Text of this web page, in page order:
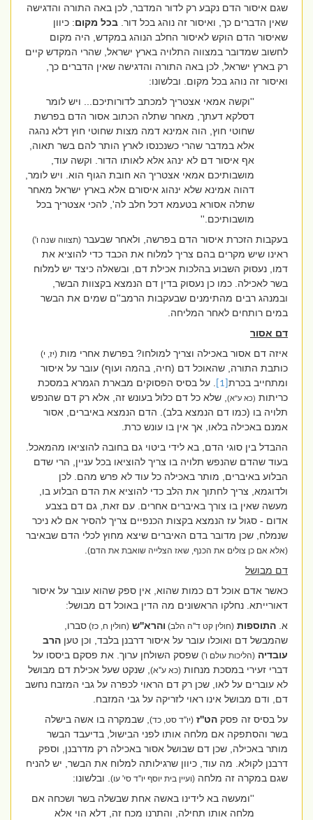
שגם איסור הדם נקבע רק לדור המדבר, לכן באה התורה והדגישה
שאין הדברים כך, ואיסור זה נוהג בכל דור.בכל מקום: כיוון
שאיסור הדם הוקש לאיסור החלב הנוהג במקדש, היה מקום
לחשוב שמדובר במצווה התלויה בארץ ישראל, שהרי המקדש קיים
רק בארץ ישראל, לכן באה התורה והדגישה שאין הדברים כך,
ואיסור זה נוהג בכל מקום. ובלשונו:
''וקשה אמאי אצטריך למכתב לדורותיכם... ויש לומר
דסלקא דעתך, מאחר שתלה הכתוב אסור הדם בפרשת
שחוטי חוץ, הוה אמינא דמה מצות שחוטי חוץ דלא נהגה
אלא במדבר שהרי כשנכנסו לארץ הותר להם בשר תאוה,
אף איסור דם לא ינהג אלא לאותו הדור. וקשה עוד,
מושבותיכם אמאי אצטריך הא חובת הגוף הוא. ויש לומר,
דהוה אמינא שלא ינהוג איסורם אלא בארץ ישראל מאחר
שתלה אסורא בטעמא דכל חלב לה', להכי אצטריך בכל
מושבותיכם.''
בעקבות הזכרת איסור הדם בפרשה, ולאחר שבעבר(תצווה שנה ו')
ראינו שיש מקרים בהם צריך למלוח את הכבד כדי להוציא את
דמו, נעסוק השבוע בהלכות אכילת דם, ובשאלה כיצד יש למלוח
בשר לאכילה. כמו כן נעסוק בדין דם הנמצא בקצוות הבשר,
ובמנהג רבים מהתימנים שבעקבות הרמב''ם שמים את הבשר
במים רותחים לאחר המליחה.
דם אסור
איזה דם אסור באכילה וצריך למולחו? בפרשת אחרי מות(יז, י)
כותבת התורה, שהאוכל דם (חיה, בהמה ועוף) עובר על איסור
ומתחייב בכרת[1] . על בסיס הפסוקים מבארת הגמרא במסכת
כריתות(כא ע''א), שלא כל דם כלול בעונש זה, אלא רק דם שהנפש
תלויה בו (כמו דם הנמצא בלב). הדם הנמצא באיברים, אסור
אמנם באכילה בלאו, אך אין בו עונש כרת.
ההבדל בין סוגי הדם, בא לידי ביטוי גם בחובה להוציאו מהמאכל.
בעוד שהדם שהנפש תלויה בו צריך להוציאו בכל עניין, הרי שדם
הבלוע באיברים, מותר באכילה כל עוד לא פרש מהם. לכן
ולדוגמא, צריך לחתוך את הלב כדי להוציא את הדם הבלוע בו,
מעשה שאין בו צורך באיברים אחרים. עם זאת, גם דם בצבע
אדום - סגול עז הנמצא בקצות הכנפיים צריך להסיר אם לא ניכר
שנמלח, שכן מדובר בדם האיברים שיצא מחוץ לכלי הדם שבאיבר
(אלא אם כן צולים את הכנף, שאז הצלייה שואבת את הדם).
דם מבושל
כאשר אדם אוכל דם כמות שהוא, אין ספק שהוא עובר על איסור
דאורייתא. נחלקו הראשונים מה הדין באוכל דם מבושל:
א.התוספות(חולין קט ד''ה הלב) והרא''ש (חולין ח, כז)סברו,
שהמבשל דם ואוכלו עובר על איסור דרבנן בלבד, וכן טעןהרב
עובדיה (הליכות עולם ו')שפסק השולחן ערוך. את פסקם ביססו על
דברי זעירי במסכת מנחות(כא ע''א), שנקט שעל אכילת דם מבושל
לא עוברים על לאו, שכן רק דם הראוי לכפרה על גבי המזבח נחשב
דם, ודם מבושל אינו ראוי לזריקה על גבי המזבח.
על בסיס זה פסקהט''ז (יו''ד סט, כד), שבמקרה בו אשה בישלה
בשר והסתפקה אם מלחה אותו לפני הבישול, בדיעבד הבשר
מותר באכילה, שכן דם שבושל אסור באכילה רק מדרבנן, וספק
דרבנן לקולא. מה עוד, כיוון שרגילותה למלוח את הבשר, יש להניח
שגם במקרה זה מלחה(ועיין בית יוסף יו''ד סי' עו) . ובלשונו:
''ומעשה בא לידינו באשה אחת שבשלה בשר ושכחה אם
מלחה אותו תחילה, והתרנו מכח זה, דלא הוי אלא